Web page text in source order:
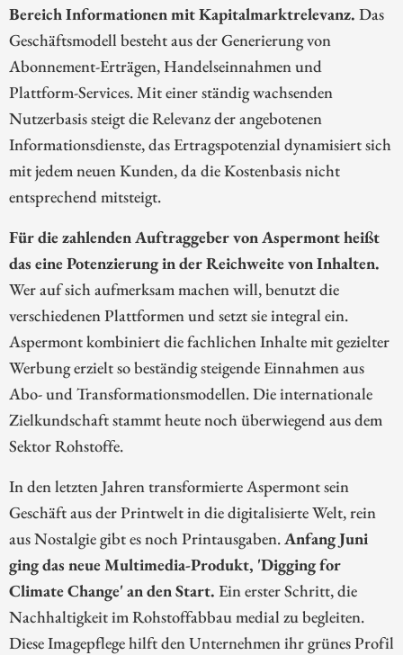
Bereich Informationen mit Kapitalmarktrelevanz. Das
Geschäftsmodell besteht aus der Generierung von
Abonnement-Erträgen, Handelseinnahmen und
Plattform-Services. Mit einer ständig wachsenden
Nutzerbasis steigt die Relevanz der angebotenen
Informationsdienste, das Ertragspotenzial dynamisiert sich
mit jedem neuen Kunden, da die Kostenbasis nicht
entsprechend mitsteigt.
Für die zahlenden Auftraggeber von Aspermont heißt
das eine Potenzierung in der Reichweite von Inhalten.
Wer auf sich aufmerksam machen will, benutzt die
verschiedenen Plattformen und setzt sie integral ein.
Aspermont kombiniert die fachlichen Inhalte mit gezielter
Werbung erzielt so beständig steigende Einnahmen aus
Abo- und Transformationsmodellen. Die internationale
Zielkundschaft stammt heute noch überwiegend aus dem
Sektor Rohstoffe.
In den letzten Jahren transformierte Aspermont sein
Geschäft aus der Printwelt in die digitalisierte Welt, rein
aus Nostalgie gibt es noch Printausgaben.Anfang Juni
ging das neue Multimedia-Produkt, 'Digging for
Climate Change' an den Start. Ein erster Schritt, die
Nachhaltigkeit im Rohstoffabbau medial zu begleiten.
Diese Imagepflege hilft den Unternehmen ihr grünes Profil